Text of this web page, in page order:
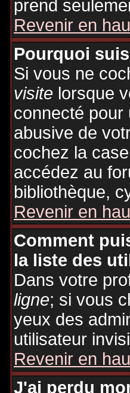
prend
Revenir en
Pourquoi
Si vous ne
visitelorsque
connecté pour
abusive de
cochez la
accédez au
bibliothèque,
Revenir en
Comment
la liste des
Dans votre
ligne; si vous
yeux des
utilisateur
Revenir en
J'ai perdu